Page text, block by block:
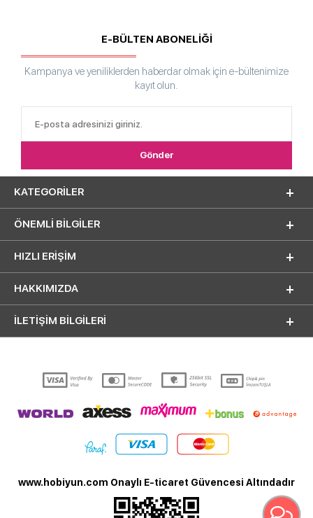
E-BÜLTEN ABONELİĞİ
Kampanya ve yeniliklerden haberdar olmak için e-bültenimize
kayıt olun.
KATEGORILER
ÖNEMLI BILGILER
HIZLI ERIŞIM
HAKKIMIZDA
İLETİŞİM BİLGİLERİ
www.hobiyun.com Onaylı E-ticaret Güvencesi Altındadır